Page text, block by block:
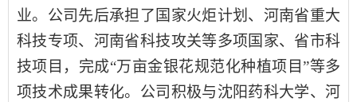
业。 公司先后承担了国家火炬计划、河南省重大
科技专项、河南省科技攻关等多项国家、省市科
技项目，完成“万亩金银花规范化种植项目”等多
项技术成果转化。 公司积极与沈阳药科大学、河